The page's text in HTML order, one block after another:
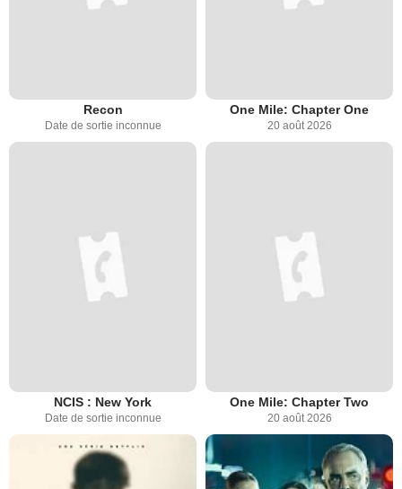
Recon
Date de sortie inconnue
One Mile: Chapter One
20 août 2026
NCIS : New York
Date de sortie inconnue
One Mile: Chapter Two
20 août 2026